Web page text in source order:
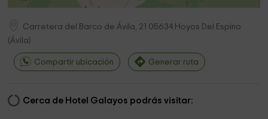
Carretera del Barco de Ávila, 21 05634 Hoyos Del Espino
(Ávila)
Compartir ubicación Generar ruta
Cerca de Hotel Galayos podrás visitar: